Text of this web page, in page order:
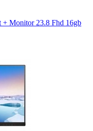
+ Monitor 23.8 Fhd 16gb